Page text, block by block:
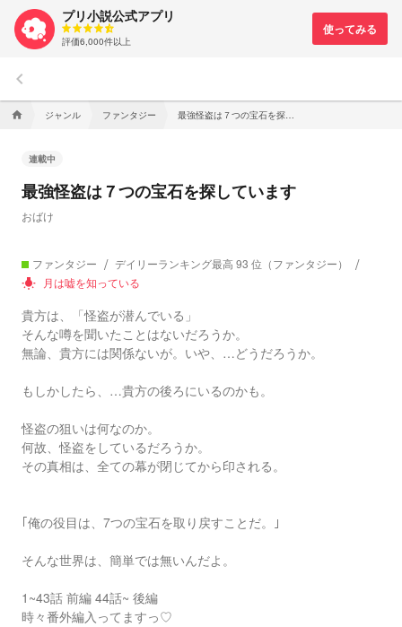
プリ小説公式アプリ
評価6,000件以上
keyboard_arrow_left
home ジャンル ファンタジー
連載中
最強怪盗は７つの宝石を探しています
おばけ
ファンタジー デイリーランキング最高 93 位（ファンタジー）
wb_incandescent 月は嘘を知っている
貴方は、「怪盗が潜んでいる」
そんな噂を聞いたことはないだろうか。
無論、貴方には関係ないが。いや、…どうだろうか。
もしかしたら、…貴方の後ろにいるのかも。
怪盗の狙いは何なのか。
何故、怪盗をしているだろうか。
その真相は、全ての幕が閉じてから印される。
｢俺の役目は、7つの宝石を取り戻すことだ。｣
そんな世界は、簡単では無いんだよ。
1~43話 前編 44話~ 後編
時々番外編入ってますっ♡